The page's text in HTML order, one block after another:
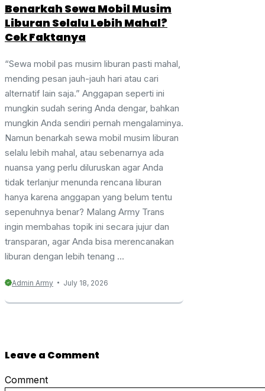
Benarkah Sewa Mobil Musim
Liburan Selalu Lebih Mahal?
Cek Faktanya
“Sewa mobil pas musim liburan pasti mahal,
mending pesan jauh-jauh hari atau cari
alternatif lain saja.” Anggapan seperti ini
mungkin sudah sering Anda dengar, bahkan
mungkin Anda sendiri pernah mengalaminya.
Namun benarkah sewa mobil musim liburan
selalu lebih mahal, atau sebenarnya ada
nuansa yang perlu diluruskan agar Anda
tidak terlanjur menunda rencana liburan
hanya karena anggapan yang belum tentu
sepenuhnya benar? Malang Army Trans
ingin membahas topik ini secara jujur dan
transparan, agar Anda bisa merencanakan
liburan dengan lebih tenang ...
Admin Army July 18, 2026
Leave a Comment
Comment